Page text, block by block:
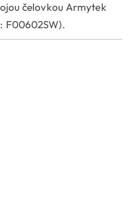
čelovkou Armytek
F00602SW).